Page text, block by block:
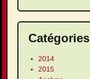
Catégories
2014
2015